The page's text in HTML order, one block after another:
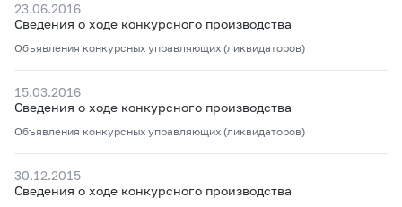
23.06.2016
Сведения о ходе конкурсного производства
Объявления конкурсных управляющих (ликвидаторов)
15.03.2016
Сведения о ходе конкурсного производства
Объявления конкурсных управляющих (ликвидаторов)
30.12.2015
Сведения о ходе конкурсного производства